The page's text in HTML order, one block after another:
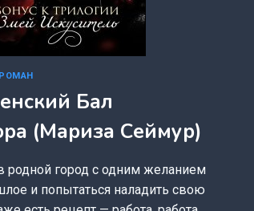
Бал
(Мариза Сеймур)
родной город с одним желанием
и попытаться наладить свою